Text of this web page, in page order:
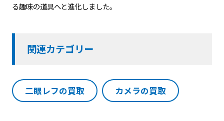
る趣味の道具へと進化しました。
関連カテゴリー
二眼レフの買取 カメラの買取